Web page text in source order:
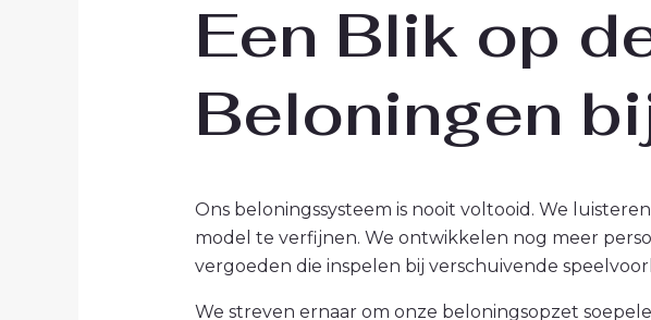
Een Blik op
Beloningen
Ons beloningssysteem is nooit voltooid. We
model te verfijnen. We ontwikkelen nog meer
vergoeden die inspelen bij verschuivende
We streven ernaar om onze beloningsopzet